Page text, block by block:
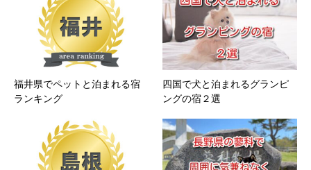
福井県でペットと泊まれる宿
ランキング
四国で犬と泊まれるグランピ
ングの宿２選